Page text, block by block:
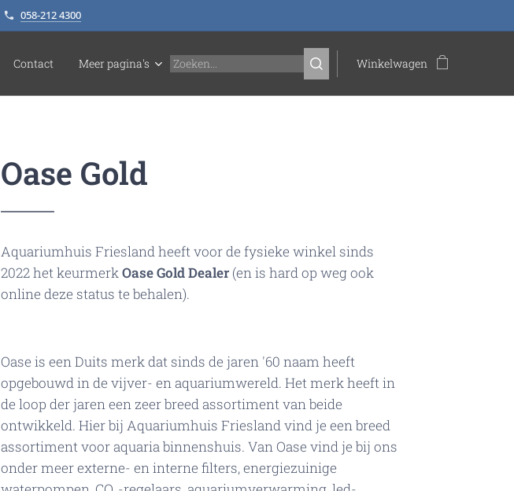
058-212 4300
Contact Meer pagina's Winkelwagen
Oase Gold
Aquariumhuis Friesland heeft voor de fysieke winkel sinds
2022 het keurmerkOase Gold Dealer (en is hard op weg ook
online deze status te behalen).
Oase is een Duits merk dat sinds de jaren '60 naam heeft
opgebouwd in de vijver- en aquariumwereld. Het merk heeft in
de loop der jaren een zeer breed assortiment van beide
ontwikkeld. Hier bij Aquariumhuis Friesland vind je een breed
assortiment voor aquaria binnenshuis. Van Oase vind je bij ons
onder meer externe- en interne filters, energiezuinige